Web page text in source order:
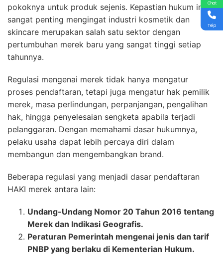
pokoknya untuk produk sejenis. Kepastian hukum ini
sangat penting mengingat industri kosmetik dan
skincare merupakan salah satu sektor dengan
pertumbuhan merek baru yang sangat tinggi setiap
tahunnya.
Regulasi mengenai merek tidak hanya mengatur
proses pendaftaran, tetapi juga mengatur hak pemilik
merek, masa perlindungan, perpanjangan, pengalihan
hak, hingga penyelesaian sengketa apabila terjadi
pelanggaran. Dengan memahami dasar hukumnya,
pelaku usaha dapat lebih percaya diri dalam
membangun dan mengembangkan brand.
Beberapa regulasi yang menjadi dasar pendaftaran
HAKI merek antara lain:
Undang-Undang Nomor 20 Tahun 2016 tentang
Merek dan Indikasi Geografis.
Peraturan Pemerintah mengenai jenis dan tarif
PNBP yang berlaku di Kementerian Hukum.
Chat
Telp